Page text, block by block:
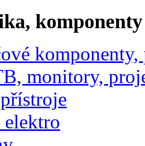
komponenty
monitory,
elektro